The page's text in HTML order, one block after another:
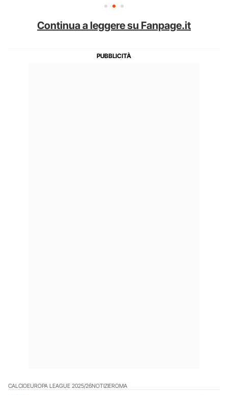
Continua a leggere su Fanpage.it
CALCIOEUROPA LEAGUE 2025/26NOTIZIEROMA